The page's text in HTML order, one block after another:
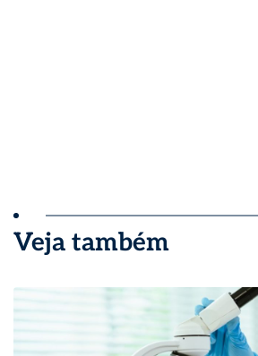
Veja também